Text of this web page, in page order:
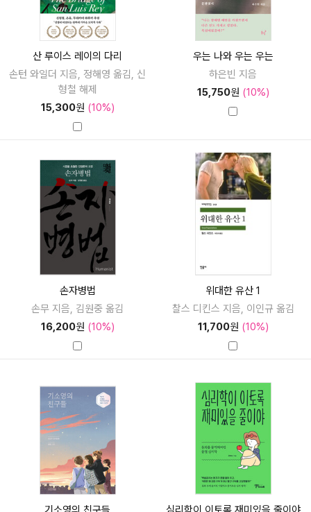
산 루이스 레이의 다리
손턴 와일더 지음, 정해영 옮김, 신
형철 해제
15,300원 (10%)
우는 나와 우는 우는
하은빈 지음
15,750원 (10%)
손자병법
손무 지음, 김원중 옮김
16,200원 (10%)
위대한 유산 1
찰스 디킨스 지음, 이인규 옮김
11,700원 (10%)